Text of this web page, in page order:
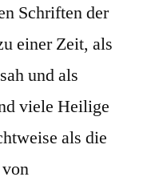
Schriften der
einer Zeit, als
und als
viele Heilige
als die